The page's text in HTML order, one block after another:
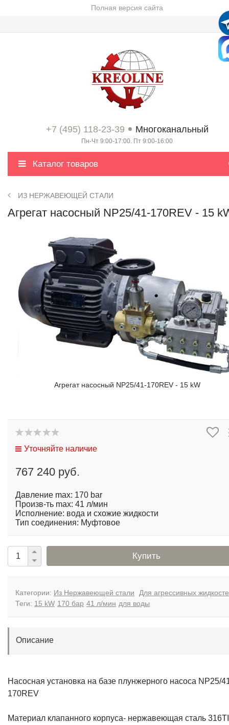
Полная версия сайта
+7 (495) 118-23-39 Многоканальный
Пн-Чт 9:00-17:00. Пт 9:00-16:00
Каталог товаров
ИЗ НЕРЖАВЕЮЩЕЙ СТАЛИ
Агрегат насосный NP25/41-170REV - 15
Агрегат насосный NP25/41-170REV - 15 kW
Уточняйте наличие
767 240 руб.
Давление max: 170 bar
Произв-ть max: 41 л/мин
Исполнение: вода и схожие жидкости
Тип соединения: Муфтовое
Купить
Категории: Из Нержавеющей стали
Для агрессивных
Теги: 15 kW 170 бар 41 л/мин для воды
Описание
Насосная установка на базе плунжерного насоса NP25/
170REV
Материал клапанного корпуса- нержавеющая сталь 316TI